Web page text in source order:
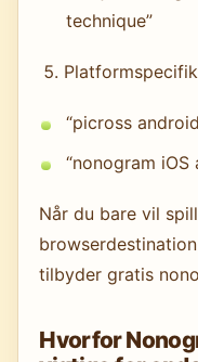
technique”
“picross
“nonogram
Når du bare vil
browserdestination
tilbyder gratis
Hvorfor